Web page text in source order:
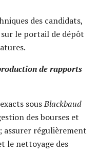
des candidats,
le portail de dépôt
de rapports
sousBlackbaud
des bourses et
assurer régulièrement
le nettoyage des